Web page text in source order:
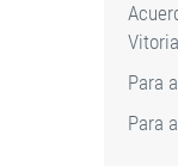
Para
Para